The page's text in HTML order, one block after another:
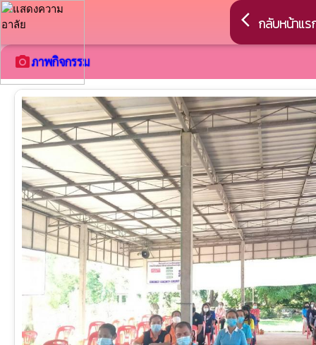
arrow_back_ios กลับหน้าแร
camera_altภาพกิจกรรม